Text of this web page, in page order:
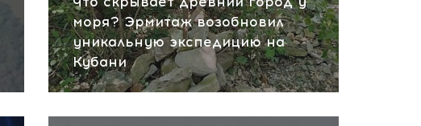
моря? Эрмитаж возобновил
уникальную экспедицию на
Кубани